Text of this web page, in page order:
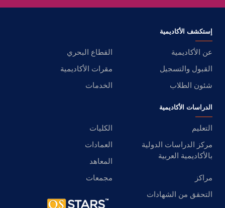
إستكشف الأكاديمية
عن الأكاديمية
القطاع البحري
القبول والتسجيل
مقرات الأكاديمية
شئون الطلاب
الخدمات
الدراسات الأكاديمية
التعليم
الكليات
مركز الدراسات الدولية
بالأكاديمية العربية
العمادات
المعاهد
مراكز
مجمعات
التحقق من الشهادات